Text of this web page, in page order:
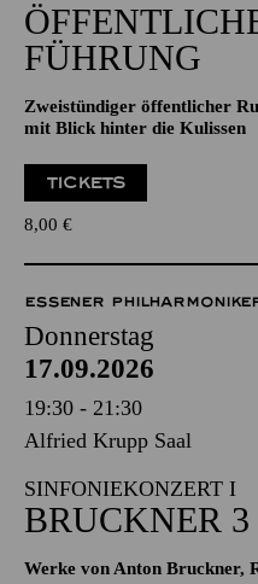
FÜHRUNG
Zweistündiger öffentlicher
mit Blick hinter die Kulissen
TICKETS
8,00 €
ESSENER
Donnerstag
17.09.2026
19:30 - 21:30
Alfried Krupp Saal
SINFONIEKONZERT I
BRUCKNER 3
Werke von Anton Bruckner,